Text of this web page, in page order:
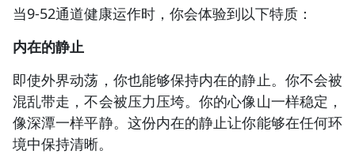
当9-52通道健康运作时，你会体验到以下特质：
内在的静止
即使外界动荡，你也能够保持内在的静止。你不会被
混乱带走，不会被压力压垮。你的心像山一样稳定，
像深潭一样平静。这份内在的静止让你能够在任何环
境中保持清晰。